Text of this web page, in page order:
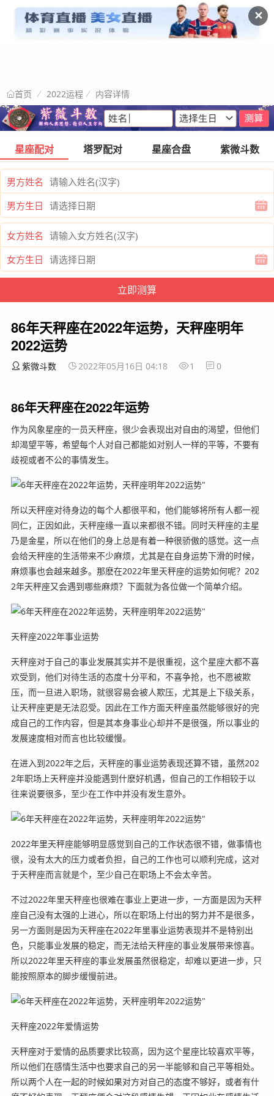
✕
首页 2022运程 内容详情
星座配对 塔罗配对 星座合盘 紫微斗数
男方姓名
男方生日
女方姓名
女方生日
86年天秤座在2022年运势，天秤座明年
2022运势
紫微斗数 2022年05月16日 04:18 1 0
86年天秤座在2022年运势
作为风象星座的一员天秤座，很少会表现出对自由的渴望，但他们
却渴望平等，希望每个人对自己都能如对别人一样的平等，不要有
歧视或者不公的事情发生。
所以天秤座对待身边的每个人都很平和，他们能够将所有人都一视
同仁，正因如此，天秤座缘一直以来都很不错。同时天秤座的主星
乃是金星，所以在他们的身上总是有着一种很骄傲的感觉。这一点
会给天秤座的生活带来不少麻烦，尤其是在自身运势下滑的时候，
麻烦事也会越来越多。那麽在2022年里天秤座的运势如何呢？202
2年天秤座又会遇到哪些麻烦？下面就为各位做一个简单介绍。
天秤座2022年事业运势
天秤座对于自己的事业发展其实并不是很重视，这个星座大都不喜
欢受到，他们对待生活的态度十分平和，不喜争抢，也不愿被欺
压，而一旦进入职场，就很容易会被人欺压，尤其是上下级关系，
让天秤座更是无法忍受。因此在工作方面天秤座虽然能够很好的完
成自己的工作内容，但是其本身事业心却并不是很强，所以事业的
发展速度相对而言也比较缓慢。
在进入到2022年之后，天秤座的事业运势表现还算不错，虽然202
2年职场上天秤座并没能遇到什麽好机遇，但自己的工作相较于以
往来说要很多，至少在工作中并没有发生意外。
2022年里天秤座能够明显感觉到自己的工作状态很不错，做事情也
很，没有太大的压力或者负担，自己的工作也可以顺利完成，这对
于天秤座而言就是个，至少自己在职场上不会太辛苦。
不过2022年里天秤座也很难在事业上更进一步，一方面是因为天秤
座自己没有太强的上进心，所以在职场上付出的努力并不是很多，
另一方面则是因为天秤座在2022年里事业运势表现并不是特别出
色，只能事业发展的稳定，而无法给天秤座的事业发展带来惊喜。
所以2022年里天秤座的事业发展虽然很稳定，却难以更进一步，只
能按照原本的脚步缓慢前进。
天秤座2022年爱情运势
天秤座对于爱情的品质要求比较高，因为这个星座比较喜欢平等，
所以他们在感情生活中也要求自己的另一半能够和自己平等相处。
所以两个人在一起的时候如果对方对自己的态度不够好，或者有什